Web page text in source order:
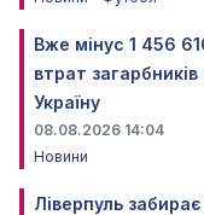
Вже мінус 1 456
втрат
Україну
08.08.2026 14:04
Новини
Ліверпуль